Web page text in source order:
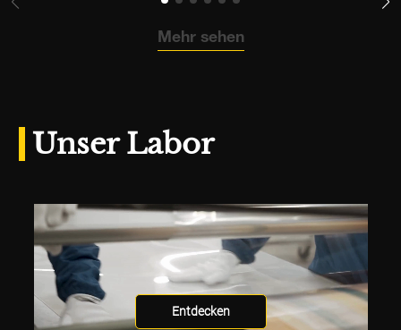
Mehr sehen
Unser Labor
Entdecken